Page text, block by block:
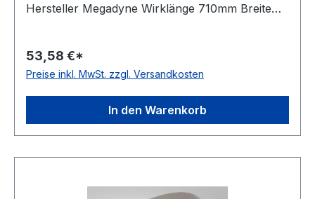
Hersteller Megadyne Wirklänge 710mm Breite
Norm DIN 7721 antistatisch nein
53,58 €*
Preise inkl. MwSt. zzgl. Versandkosten
In den Warenkorb